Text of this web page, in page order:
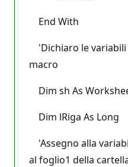
End With
'Dichiaro le variabili
macro
Dim sh As
Dim lRiga As Long
'Assegno alla
al foglio1 della